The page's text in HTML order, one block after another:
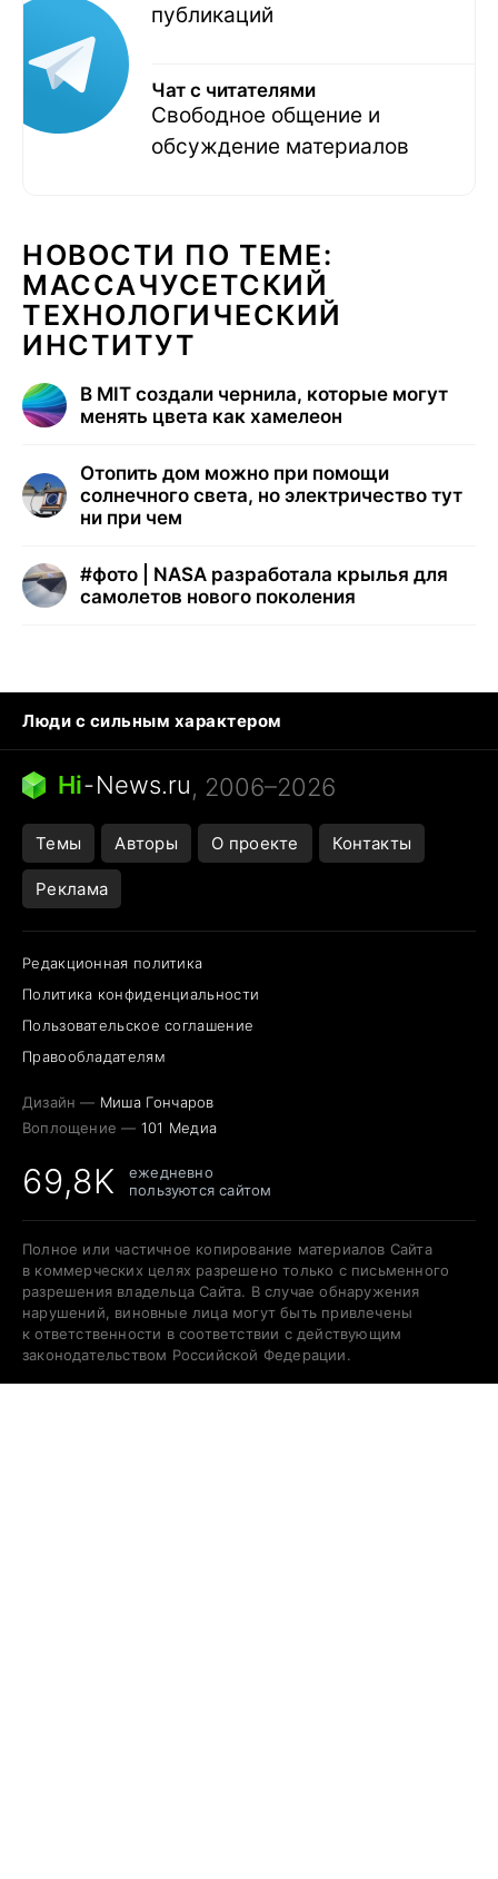
публикаций
Чат с читателями
Свободное общение и
обсуждение материалов
НОВОСТИ ПО ТЕМЕ:
МАССАЧУСЕТСКИЙ
ТЕХНОЛОГИЧЕСКИЙ
ИНСТИТУТ
В MIT создали чернила, которые могут
менять цвета как хамелеон
Отопить дом можно при помощи
солнечного света, но электричество тут
ни при чем
#фото | NASA разработала крылья для
самолетов нового поколения
Люди с сильным характером
Кошка писает на кровать
Тунцы в океанариуме
Ядовитые пауки России
Города в ядерной войне
Hi-News.ru, 2006–2026
Темы Авторы О проекте Контакты
Реклама
Редакционная политика
Политика конфиденциальности
Пользовательское соглашение
Правообладателям
Дизайн — Миша Гончаров
Воплощение — 101 Медиа
69,8K
ежедневно
пользуются сайтом
Полное или частичное копирование материалов Сайта
в коммерческих целях разрешено только с письменного
разрешения владельца Сайта. В случае обнаружения
нарушений, виновные лица могут быть привлечены
к ответственности в соответствии с действующим
законодательством Российской Федерации.